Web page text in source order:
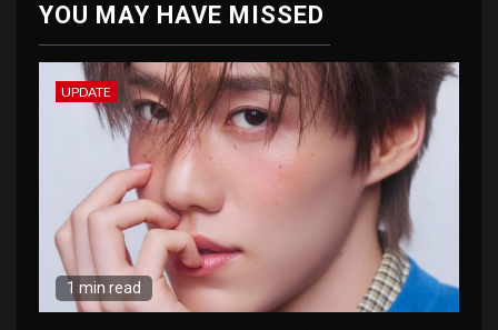
YOU MAY HAVE MISSED
UPDATE
1 min read